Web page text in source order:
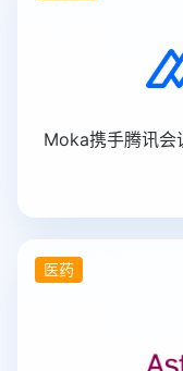
Moka携手腾讯会
医药